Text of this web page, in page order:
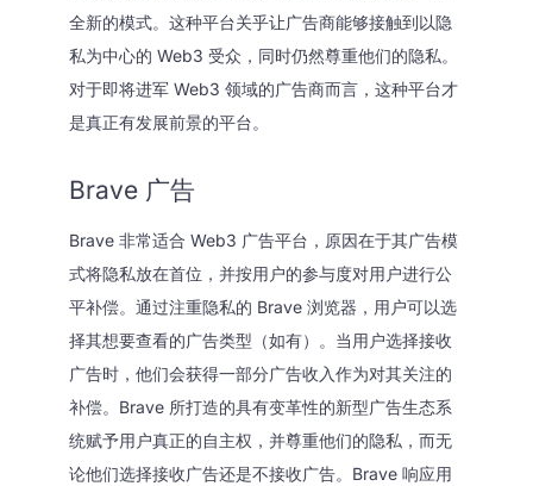
全新的模式。这种平台关乎让广告商能够接触到以隐
私为中心的 Web3 受众，同时仍然尊重他们的隐私。
对于即将进军 Web3 领域的广告商而言，这种平台才
是真正有发展前景的平台。
Brave 广告
Brave 非常适合 Web3 广告平台，原因在于其广告模
式将隐私放在首位，并按用户的参与度对用户进行公
平补偿。通过注重隐私的 Brave 浏览器，用户可以选
择其想要查看的广告类型（如有）。当用户选择接收
广告时，他们会获得一部分广告收入作为对其关注的
补偿。Brave 所打造的具有变革性的新型广告生态系
统赋予用户真正的自主权，并尊重他们的隐私，而无
论他们选择接收广告还是不接收广告。Brave 响应用